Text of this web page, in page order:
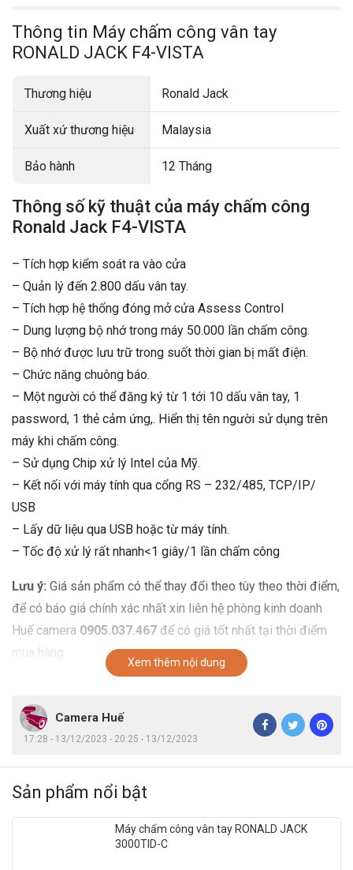
Thông tin Máy chấm công vân tay
RONALD JACK F4-VISTA
Thương hiệu Ronald Jack
Xuất xứ thương hiệu Malaysia
Bảo hành 12 Tháng
Thông số kỹ thuật của máy chấm công
Ronald Jack F4-VISTA
– Tích hợp kiểm soát ra vào cửa
– Quản lý đến 2.800 dấu vân tay.
– Tích hợp hệ thống đóng mở cửa Assess Control
– Dung lượng bộ nhớ trong máy 50.000 lần chấm công.
– Bộ nhớ được lưu trữ trong suốt thời gian bị mất điện.
– Chức năng chuông báo.
– Một người có thể đăng ký từ 1 tới 10 dấu vân tay, 1
password, 1 thẻ cảm ứng,. Hiển thị tên người sử dụng trên
máy khi chấm công.
– Sử dụng Chip xử lý Intel của Mỹ.
– Kết nối với máy tính qua cổng RS – 232/485, TCP/IP/
USB
– Lấy dữ liệu qua USB hoặc từ máy tính.
– Tốc độ xử lý rất nhanh<1 giây/1 lần chấm công
Lưu ý: Giá sản phẩm có thể thay đổi theo tùy theo thời điểm,
để có báo giá chính xác nhất xin liên hệ phòng kinh doanh
Huế camera 0905.037.467 để có giá tốt nhất tại thời điểm
mua hàng.
Xem thêm nội dung
Camera Huế
17:28 - 13/12/2023 - 20:25 - 13/12/2023
Sản phẩm nổi bật
Máy chấm công vân tay RONALD JACK
3000TID-C